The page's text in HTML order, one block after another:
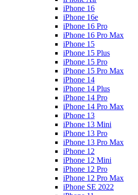
iPhone 16
iPhone 16e
iPhone 16 Pro
iPhone 16 Pro Max
iPhone 15
iPhone 15 Plus
iPhone 15 Pro
iPhone 15 Pro Max
iPhone 14
iPhone 14 Plus
iPhone 14 Pro
iPhone 14 Pro Max
iPhone 13
iPhone 13 Mini
iPhone 13 Pro
iPhone 13 Pro Max
iPhone 12
iPhone 12 Mini
iPhone 12 Pro
iPhone 12 Pro Max
iPhone SE 2022